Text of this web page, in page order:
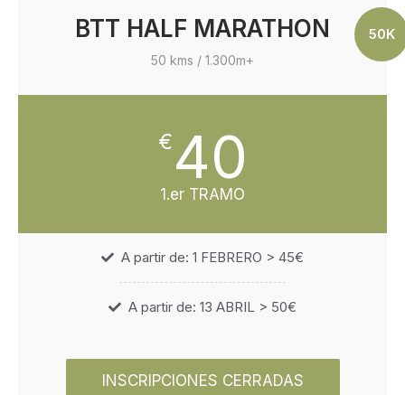
BTT HALF MARATHON
50 kms / 1.300m+
€40
1.er TRAMO
A partir de: 1 FEBRERO > 45€
A partir de: 13 ABRIL > 50€
INSCRIPCIONES CERRADAS
50K